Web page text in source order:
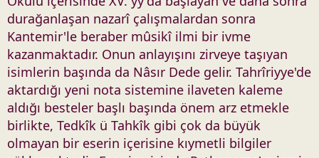
durağanlaşan nazarî çalışmalardan sonra
Kantemir'le beraber mûsikî ilmi bir ivme
kazanmaktadır. Onun anlayışını zirveye taşıyan
isimlerin başında da Nâsır Dede gelir. Tahrîriyye'de
aktardığı yeni nota sistemine ilaveten kaleme
aldığı besteler başlı başında önem arz etmekle
birlikte, Tedkîk ü Tahkîk gibi çok da büyük
olmayan bir eserin içerisine kıymetli bilgiler